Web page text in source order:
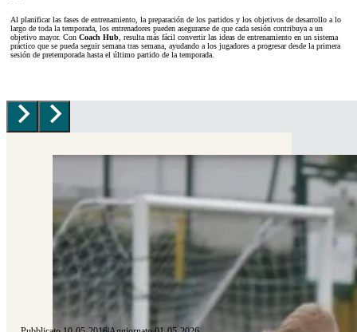
Al planificar las fases de entrenamiento, la preparación de los partidos y los objetivos de desarrollo a lo
largo de toda la temporada, los entrenadores pueden asegurarse de que cada sesión contribuya a un
objetivo mayor. Con Coach Hub , resulta más fácil convertir las ideas de entrenamiento en un sistema
práctico que se pueda seguir semana tras semana, ayudando a los jugadores a progresar desde la primera
sesión de pretemporada hasta el último partido de la temporada.